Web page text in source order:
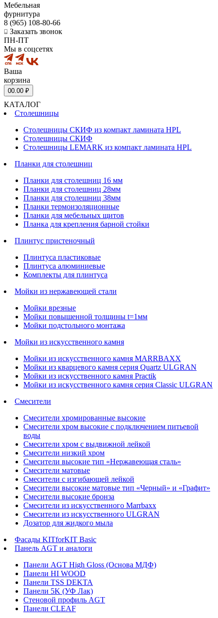
Мебельная
фурнитура
8 (965) 108-80-66
Заказать звонок
ПН-ПТ
Мы в соцсетях
Ваша
корзина
00.00 ₽
КАТАЛОГ
Столешницы
Столешницы СКИФ из компакт ламината HPL
Столешницы СКИФ
Столешницы LEMARK из компакт ламината HPL
Планки для столешниц
Планки для столешниц 16 мм
Планки для столешниц 28мм
Планки для столешниц 38мм
Планки термоизоляционные
Планки для мебельных щитов
Планка для крепления барной стойки
Плинтус пристеночный
Плинтуса пластиковые
Плинтуса алюминиевые
Комплекты для плинтуса
Мойки из нержавеющей стали
Мойки врезные
Мойки повышенной толщины t=1мм
Мойки подстольного монтажа
Мойки из искусственного камня
Мойки из искусственного камня MARRBAXX
Мойки из кварцевого камня серия Quartz ULGRAN
Мойки из искусственного камня Practik
Мойки из искусственного камня серия Classic ULGRAN
Смесители
Смесители хромированные высокие
Смесители хром высокие с подключением питьевой
воды
Смесители хром с выдвижной лейкой
Смесители низкий хром
Смесители высокие тип «Нержавеющая сталь»
Смесители матовые
Смесители с изгибающей лейкой
Смесители высокие матовые тип «Черный» и «Графит»
Смесители высокие бронза
Смесители из искусственного Marrbaxx
Смесители из искусственного ULGRAN
Дозатор для жидкого мыла
Фасады KITforKIT Basic
Панель AGT и аналоги
Панели AGT High Gloss (Основа МДФ)
Панели HI WOOD
Панели TSS DEKTA
Панели 5K (УФ Лак)
Стеновой профиль AGT
Панели CLEAF